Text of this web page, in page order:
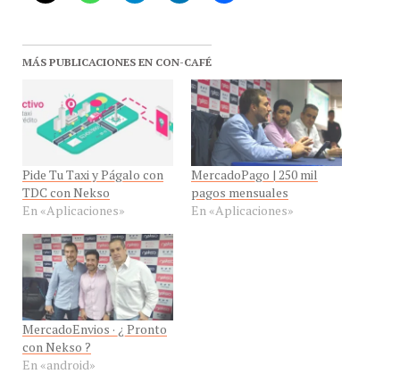
MÁS PUBLICACIONES EN CON-CAFÉ
Pide Tu Taxi y Págalo con
TDC con Nekso
En «Aplicaciones»
MercadoPago | 250 mil
pagos mensuales
En «Aplicaciones»
MercadoEnvios · ¿ Pronto
con Nekso ?
En «android»